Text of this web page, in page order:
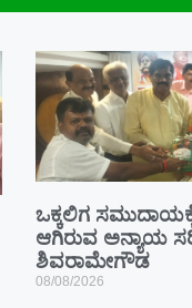
ಒಕ್ಕಲಿಗ
ಆಗಿರುವ ಅನ್ಯಾಯ
ಶಿವರಾಮೇಗೌಡ
08/08/2026